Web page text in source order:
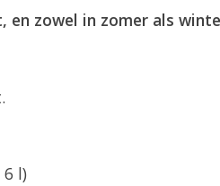
en zowel in zomer als
6 l)